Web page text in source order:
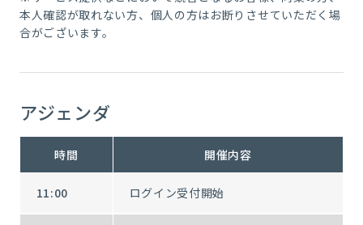
本人確認が取れない方、個人の方はお断りさせていただく場
合がございます。
アジェンダ
時間 開催内容
11:00 ログイン受付開始